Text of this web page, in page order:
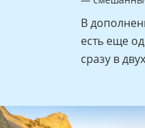
В
есть еще
сразу в